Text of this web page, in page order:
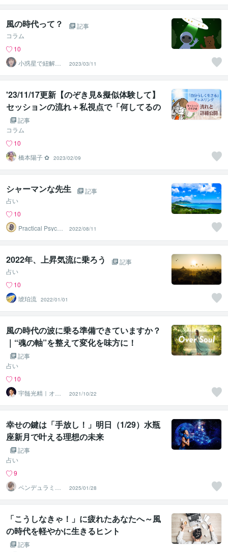
風の時代って？
記事
コラム
10
小惑星で紐解く
魂の設計図と使
命｜美月
2023/03/11
'23/11/17更新【のぞき見&擬似体験して】
セッションの流れ＋私視点で「何してるの
か」詳細公開
記事
コラム
10
橋本陽子 ✿ 2023/02/09
シャーマンな先生
記事
占い
10
Practical Psycho
2022/08/11
2022年、上昇気流に乗ろう
記事
占い
10
琥珀流 2022/01/01
風の時代の波に乗る準備できていますか？
｜“魂の軸”を整えて変化を味方に！
記事
占い
10
宇髄光精｜オー
バーソウル・ヒ
ーリング
2021/10/22
幸せの鍵は「手放し！」明日（1/29）水瓶
座新月で叶える理想の未来
記事
占い
9
ペンデュラミス
ト・ローレン
2025/01/28
「こうしなきゃ！」に疲れたあなたへ～風
の時代を軽やかに生きるヒント
記事